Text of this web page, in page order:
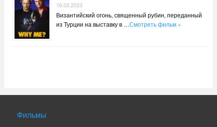
16.03.2023
Византийский огонь, священный рубин, переданный
из Турции на выставку в …Смотреть фильм »
Фильмы